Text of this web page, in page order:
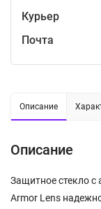
Курьер
Почта
Описание
Описание
Защитное стекло с
Armor Lens